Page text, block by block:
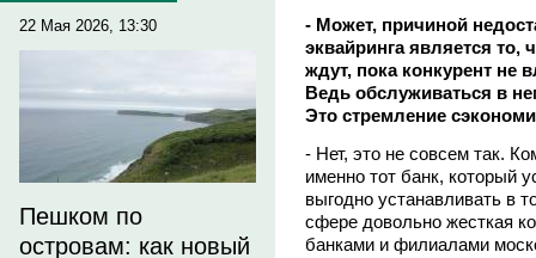
22 Мая 2026, 13:30
Пешком по
островам: как новый
- Может, причиной
эквайринга является то,
ждут, пока конкурент не
Ведь обслуживаться в
Это стремление
- Нет, это не совсем так.
именно тот банк, который
выгодно устанавливать в
сфере довольно жесткая
банками и филиалами